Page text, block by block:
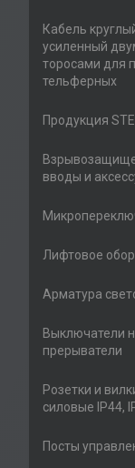
Кабель
усиленный
торосами для
тельферных
Продукция
вводы и
Лифтовое
Арматура
Выключатели
прерыватели
Розетки и
силовые IP44,
Посты